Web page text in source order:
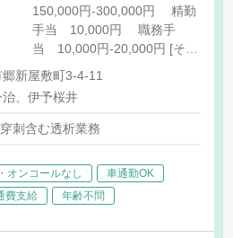
150,000円-300,000円 精勤
手当 10,000円 職務手
当 10,000円-20,000円 [その
他手当] 住宅手当 25,000
円（支給対象の場合） 夜勤手
当 2,500円/回 通し勤務手
当 8,000円/回
新屋敷町3-4-11
、伊予桜井
刺含む透析業務
オンコールなし
車通勤OK
費支給 年齢不問